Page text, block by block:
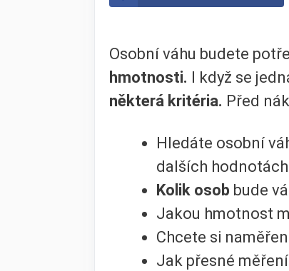
Osobní váhu budete
hmotnosti. I když se
některá kritéria. Před
Hledáte osobní
dalších
Kolik osob bude
Jakou hmotnost
Chcete si
Jak přesné